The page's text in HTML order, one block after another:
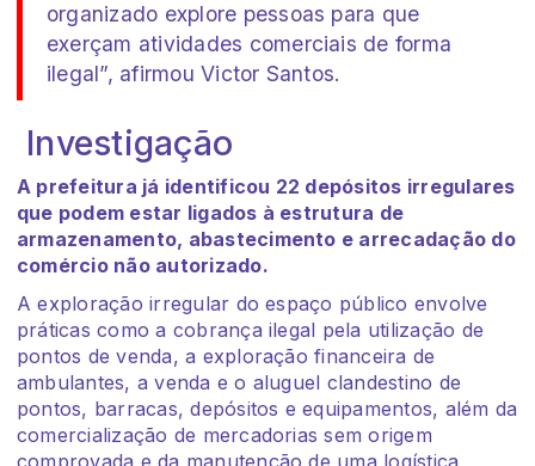
organizado explore pessoas para que
exerçam atividades comerciais de forma
ilegal”, afirmou Victor Santos.
Investigação
A prefeitura já identificou 22 depósitos irregulares
que podem estar ligados à estrutura de
armazenamento, abastecimento e arrecadação do
comércio não autorizado.
A exploração irregular do espaço público envolve
práticas como a cobrança ilegal pela utilização de
pontos de venda, a exploração financeira de
ambulantes, a venda e o aluguel clandestino de
pontos, barracas, depósitos e equipamentos, além da
comercialização de mercadorias sem origem